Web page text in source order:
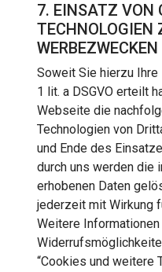
7. EINSATZ VON
TECHNOLOGIEN
WERBEZWECKEN
Soweit Sie hierzu Ihre
1 lit. a DSGVO erteilt
Webseite die
Technologien von
und Ende des
durch uns werden die
erhobenen Daten
jederzeit mit Wirkung
Weitere
“Cookies und weitere